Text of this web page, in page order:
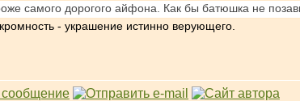
самого дорогого айфона. Как бы батюшка не
- украшение истинно верующего.